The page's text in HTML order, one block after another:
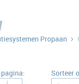
Propaan
Sorteer